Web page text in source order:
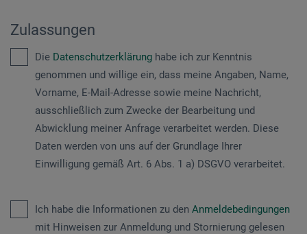
Zulassungen
Die Datenschutzerklärung habe ich zur Kenntnis
genommen und willige ein, dass meine Angaben, Name,
Vorname, E-Mail-Adresse sowie meine Nachricht,
ausschließlich zum Zwecke der Bearbeitung und
Abwicklung meiner Anfrage verarbeitet werden. Diese
Daten werden von uns auf der Grundlage Ihrer
Einwilligung gemäß Art. 6 Abs. 1 a) DSGVO verarbeitet.
Ich habe die Informationen zu den Anmeldebedingungen
mit Hinweisen zur Anmeldung und Stornierung gelesen